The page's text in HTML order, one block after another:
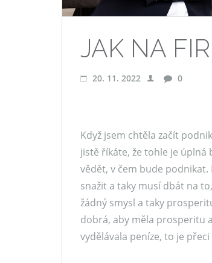
JAK NA
20. 11. 2022 0
Když jsem chtěla začít
jistě říkáte, že tohle je
vědět, v čem bude
snažit a taky musí dbát na
žádný smysl a taky
dobrá, aby měla prosperitu
vydělávala peníze, to je